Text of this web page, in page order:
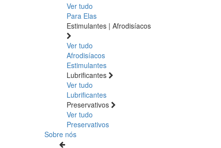
Ver tudo
Para Elas
Estimulantes | Afrodisíacos
Ver tudo
Afrodisíacos
Estimulantes
Lubrificantes
Ver tudo
Lubrificantes
Preservativos
Ver tudo
Preservativos
Sobre nós